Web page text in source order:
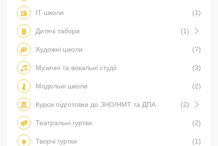
IT школи (1)
Дитячі табори (1)
Художні школи (7)
Музичні та вокальні студії (3)
Модельні школи (2)
Курси підготовки до ЗНО/НМТ та ДПА (2)
Театральні гуртки (2)
Творчі гуртки (1)